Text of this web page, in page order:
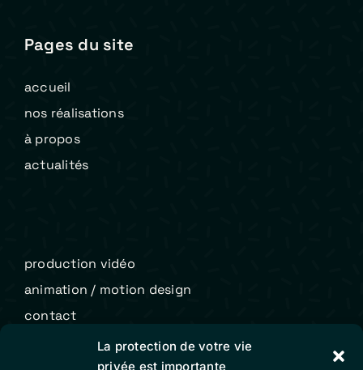
La protection de votre vie
privée est importante
Pages du site
accueil
nos réalisations
à propos
actualités
production vidéo
animation / motion design
contact